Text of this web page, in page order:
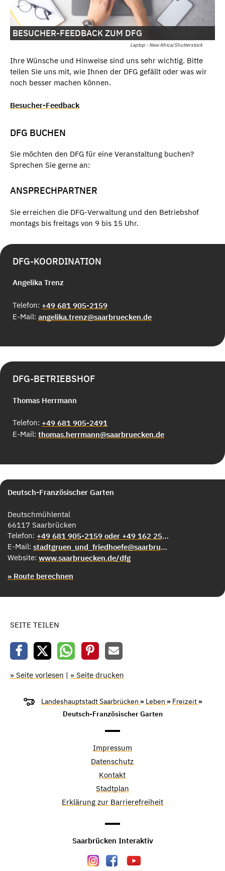
Laptop - New Africa/Shutterstock
BESUCHER-FEEDBACK ZUM DFG
Ihre Wünsche und Hinweise sind uns sehr wichtig. Bitte
teilen Sie uns mit, wie Ihnen der DFG gefällt oder was wir
noch besser machen können.
Besucher-Feedback
DFG BUCHEN
Sie möchten den DFG für eine Veranstaltung buchen?
Sprechen Sie gerne an:
ANSPRECHPARTNER
Sie erreichen die DFG-Verwaltung und den Betriebshof
montags bis freitags von 9 bis 15 Uhr.
DFG-KOORDINATION
Angelika Trenz
Telefon: +49 681 905-2159
E-Mail: angelika.trenz@saarbruecken.de
DFG-BETRIEBSHOF
Thomas Herrmann
Telefon: +49 681 905-2491
E-Mail: thomas.herrmann@saarbruecken.de
Deutsch-Französischer Garten
Deutschmühlental
66117 Saarbrücken
Telefon:
+49 681 905-2159 oder +49 162 255 8845
E-Mail:
stadtgruen_und_friedhoefe@saarbruecken.de
Website: www.saarbruecken.de/dfg
» Route berechnen
SEITE TEILEN
» Seite vorlesen | » Seite drucken
Landeshauptstadt Saarbrücken » Leben » Freizeit »
Deutsch-Französischer Garten
Impressum
Datenschutz
Kontakt
Stadtplan
Erklärung zur Barrierefreiheit
Saarbrücken Interaktiv